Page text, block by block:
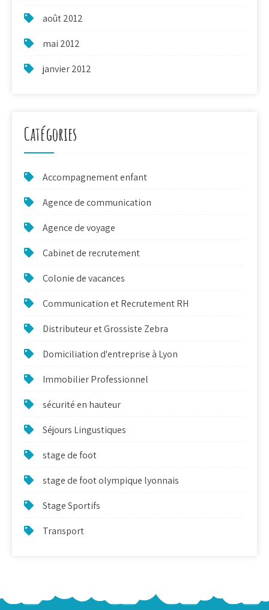
août 2012
mai 2012
janvier 2012
Catégories
Accompagnement enfant
Agence de communication
Agence de voyage
Cabinet de recrutement
Colonie de vacances
Communication et Recrutement RH
Distributeur et Grossiste Zebra
Domiciliation d'entreprise à Lyon
Immobilier Professionnel
sécurité en hauteur
Séjours Lingustiques
stage de foot
stage de foot olympique lyonnais
Stage Sportifs
Transport